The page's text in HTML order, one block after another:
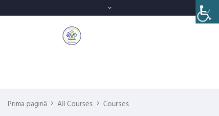
Prima pagină All Courses Courses